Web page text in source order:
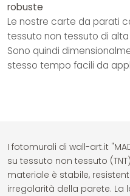
robuste
Le nostre carte da parati
tessuto non tessuto di alta
Sono quindi
stesso tempo facili da
I fotomurali di wall-art.it
su tessuto non tessuto
materiale è stabile,
irregolarità della parete. La